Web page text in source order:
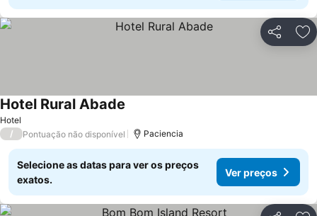
Partilhar
Hotel
Hotel Rural Abade
/ Pontuação não disponível Paciencia
Selecione as datas para ver os preços
exatos.
Ver preços